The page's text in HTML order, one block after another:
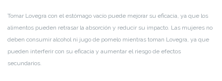
Tomar Lovegra con el estómago vacío puede mejorar su eficacia, ya que los
alimentos pueden retrasar la absorción y reducir su impacto. Las mujeres no
deben consumir alcohol ni jugo de pomelo mientras toman Lovegra, ya que
pueden interferir con su eficacia y aumentar el riesgo de efectos
secundarios.